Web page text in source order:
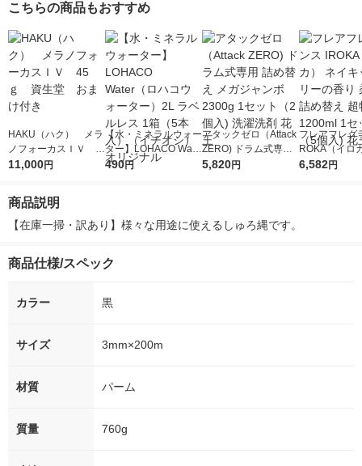
こちらの商品もおすすめ
HAKU（ハク） メラ
ノフォーカスＩＶ 4
5ｇ 資生堂 おまけ
11,000円
【水・ミネラルウォー
ター】LOHACO Wate
r（ロハコウォータ
490円
アタックゼロ（Attack
ZERO) ドラム式専用
詰め替え メガジャン
5,820円
フレアフレグ
ROKA（イロ
イキッドリリ
6,582円
商品説明
【在庫一掃・訳あり】様々な用途に使えるしゅろ縄です。
商品仕様/スペック
カラー 黒
サイズ 3mm×200m
材質 パーム
質量 760g